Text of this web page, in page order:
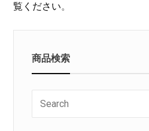
覧ください。
商品検索